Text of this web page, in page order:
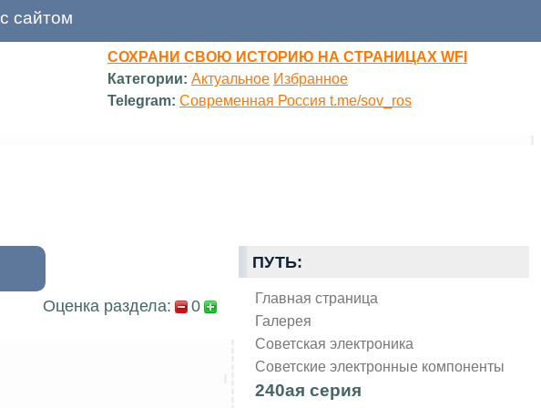
сайтом
СОХРАНИ СВОЮ ИСТОРИЮ НА СТРАНИЦАХ WFI
Категории: Актуальное Избранное
Telegram: Современная Россия t.me/sov_ros
ПУТЬ:
Главная страница
Галерея
Советская электроника
Советские электронные компоненты
240ая серия
Оценка раздела: 0